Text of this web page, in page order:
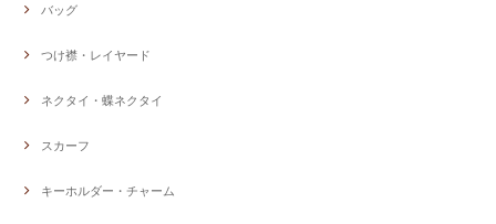
バッグ
つけ襟・レイヤード
ネクタイ・蝶ネクタイ
スカーフ
キーホルダー・チャーム